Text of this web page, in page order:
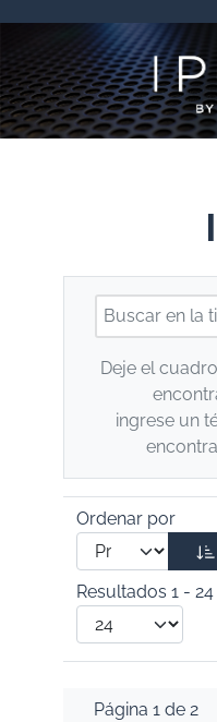
Deje el
ingrese un
Ordenar por
Resultados 1 -
Página 1 de 2